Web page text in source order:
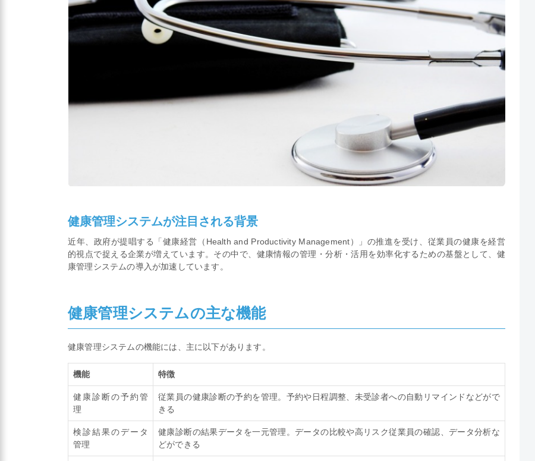
健康管理システムが注目される背景
近年、政府が提唱する「健康経営（Health and Productivity Management）」の推進を受け、従業員の健康を経営
的視点で捉える企業が増えています。その中で、健康情報の管理・分析・活用を効率化するための基盤として、健
康管理システムの導入が加速しています。
健康管理システムの主な機能
健康管理システムの機能には、主に以下があります。
機能 特徴
健康診断の予約管
理
従業員の健康診断の予約を管理。予約や日程調整、未受診者への自動リマインドなどがで
きる
検診結果のデータ
管理
健康診断の結果データを一元管理。データの比較や高リスク従業員の確認、データ分析な
どができる